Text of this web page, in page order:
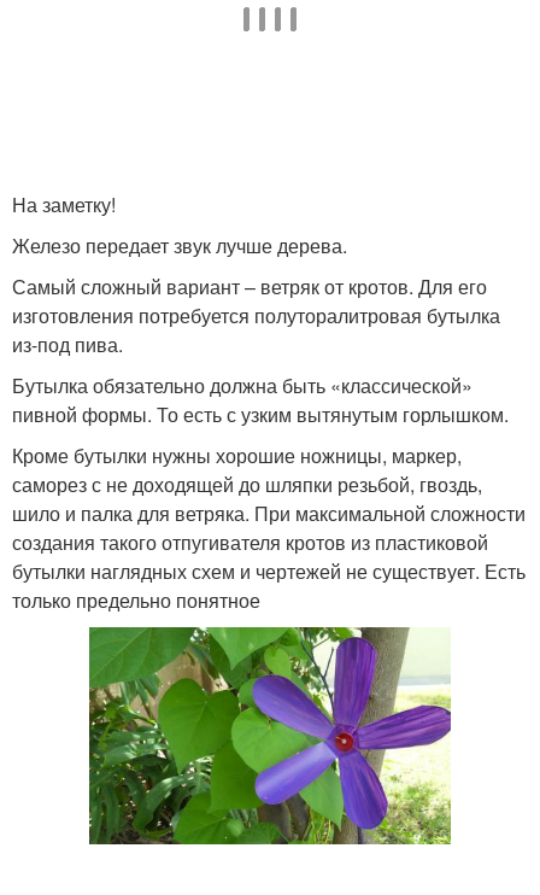
На заметку!
Железо передает звук лучше дерева.
Самый сложный вариант – ветряк от кротов. Для его
изготовления потребуется полуторалитровая бутылка
из-под пива.
Бутылка обязательно должна быть «классической»
пивной формы. То есть с узким вытянутым горлышком.
Кроме бутылки нужны хорошие ножницы, маркер,
саморез с не доходящей до шляпки резьбой, гвоздь,
шило и палка для ветряка. При максимальной сложности
создания такого отпугивателя кротов из пластиковой
бутылки наглядных схем и чертежей не существует. Есть
только предельно понятное